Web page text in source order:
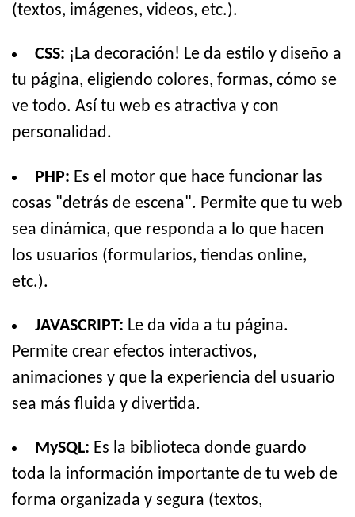
(textos, imágenes, videos, etc.).
CSS: ¡La decoración! Le da estilo y diseño a
tu página, eligiendo colores, formas, cómo se
ve todo. Así tu web es atractiva y con
personalidad.
PHP: Es el motor que hace funcionar las
cosas "detrás de escena". Permite que tu web
sea dinámica, que responda a lo que hacen
los usuarios (formularios, tiendas online,
etc.).
JAVASCRIPT: Le da vida a tu página.
Permite crear efectos interactivos,
animaciones y que la experiencia del usuario
sea más fluida y divertida.
MySQL: Es la biblioteca donde guardo
toda la información importante de tu web de
forma organizada y segura (textos,